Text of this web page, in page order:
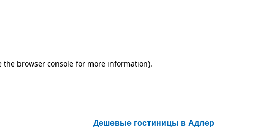
Дешевые гостиницы в Адлер